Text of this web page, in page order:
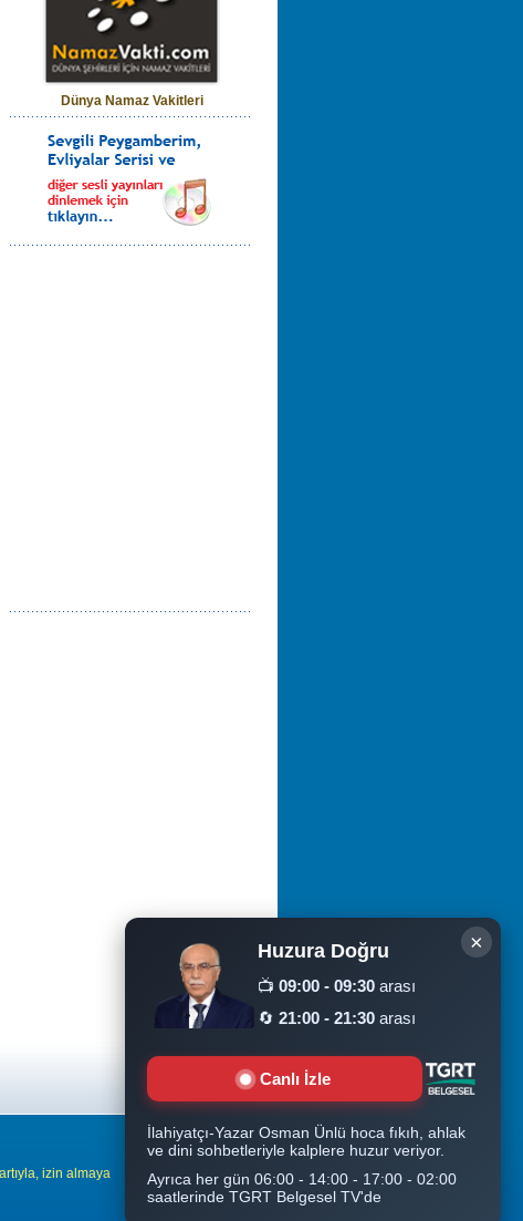
Dünya Namaz Vakitleri
izin almaya
Ziyaretçi Sayısı
2.006.337
×
Huzura Doğru
📺 09:00 - 09:30 arası
🔄 21:00 - 21:30 arası
Canlı İzle
İlahiyatçı-Yazar Osman Ünlü hoca fıkıh, ahlak
ve dini sohbetleriyle kalplere huzur veriyor.
Ayrıca her gün 06:00 - 14:00 - 17:00 - 02:00
saatlerinde TGRT Belgesel TV'de